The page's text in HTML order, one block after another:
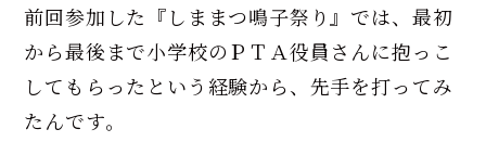
前回参加した『しままつ鳴子祭り』では、最初
から最後まで小学校のＰＴＡ役員さんに抱っこ
してもらったという経験から、先手を打ってみ
たんです。